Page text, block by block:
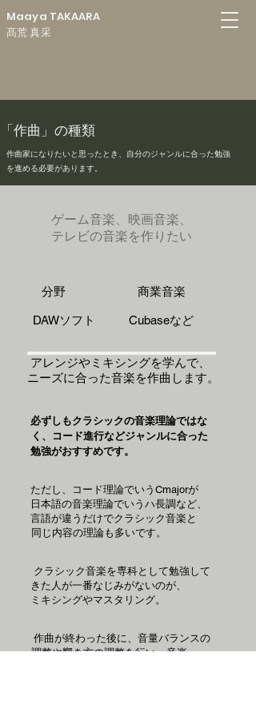
Maaya TAKAARA
髙荒 真采
​「作曲」の種類
作曲家になりたいと思ったとき​、自分のジャンルに合った勉強
を進める必要があります。
ゲーム音楽、映画音楽、
テレビの音楽を作りたい
分野 商業音楽
DAWソフト Cubaseなど
アレンジやミキシングを学んで、
ニーズに合った音楽を作曲します。
必ずしもクラシックの音楽理論ではな
く、コード進行などジャンルに合った
勉強がおすすめです。
ただし、コード理論でいうCmajorが
日本語の音楽理論でいうハ長調など、
言語が違うだけでクラシック音楽と
同じ内容の理論も多いです。
クラシック音楽を専科として勉強して
きた人が一番なじみがないのが、
ミキシングやマスタリング。
作曲が終わった後に、音量バランスの
調整や響き方の調整を行い、音楽